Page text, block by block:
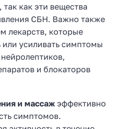
как эти вещества
СБН. Важно также
лекарств, которые
или усиливать симптомы
и блокаторов
и массаж эффективно
симптомов.